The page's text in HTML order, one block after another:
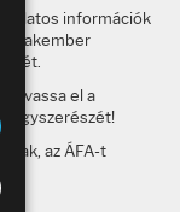
információk
szakember
olvassa el a
az ÁFA-t